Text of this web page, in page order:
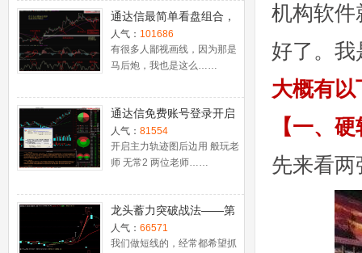
通达信最简单看盘组合，
抓强势股双头的超短线盈
利－－之五（均线战法找
心脏）
人气： 101686
有很多人鄙视画线，因为那是
马后炮，我也是这么……
通达信免费账号登录开启
十档框和调用主力监控教
程
人气： 81554
开启主力轨迹图后边用 般玩老
师 无常2 两位老师……
龙头蓄力突破战法——第
一时间介入牛股主升浪捕
捉涨停板的技巧（图解）
人气： 66571
我们做短线的，经常都希望抓
机构软件
好了。
大概有
【一、
先来看两